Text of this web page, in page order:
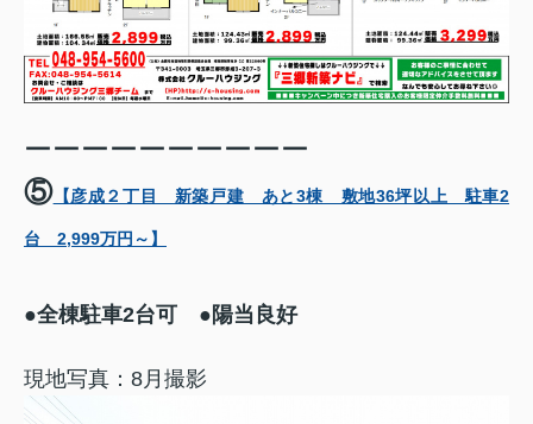
ーーーーーーーーーー
⑤【彦成２丁目 新築戸建 あと3棟 敷地36坪以上 駐車2
台 2,999万円～】
●全棟駐車2台可 ●陽当良好
現地写真：8月撮影